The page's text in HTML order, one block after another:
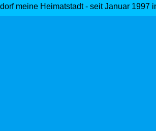
meine Heimatstadt - seit Januar 1997